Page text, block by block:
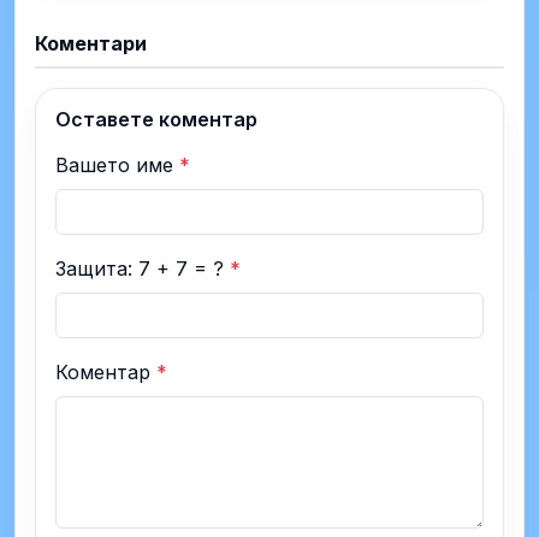
Коментари
Оставете коментар
Вашето име *
Защита: 7 + 7 = ? *
Коментар *